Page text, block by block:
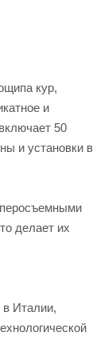
кур,
и
50
и установки в
делает их
в Италии,